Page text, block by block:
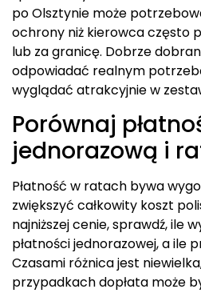
po Olsztynie może
ochrony niż kierowca często
lub za granicę. Dobrze
odpowiadać realnym
wyglądać atrakcyjnie w
Porównaj
jednorazową i
Płatność w ratach bywa
zwiększyć całkowity koszt
najniższej cenie, sprawdź, ile
płatności jednorazowej, a ile
Czasami różnica jest
przypadkach dopłata może